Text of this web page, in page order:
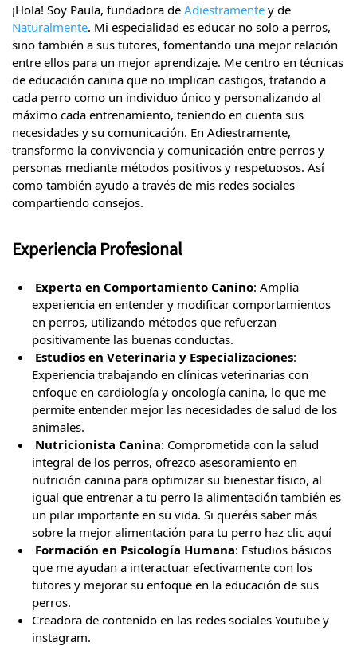
¡Hola! Soy Paula, fundadora de Adiestramente y de
Naturalmente. Mi especialidad es educar no solo a perros,
sino también a sus tutores, fomentando una mejor relación
entre ellos para un mejor aprendizaje. Me centro en técnicas
de educación canina que no implican castigos, tratando a
cada perro como un individuo único y personalizando al
máximo cada entrenamiento, teniendo en cuenta sus
necesidades y su comunicación. En Adiestramente,
transformo la convivencia y comunicación entre perros y
personas mediante métodos positivos y respetuosos. Así
como también ayudo a través de mis redes sociales
compartiendo consejos.
Experiencia Profesional
Experta en Comportamiento Canino: Amplia
experiencia en entender y modificar comportamientos
en perros, utilizando métodos que refuerzan
positivamente las buenas conductas.
Estudios en Veterinaria y Especializaciones:
Experiencia trabajando en clínicas veterinarias con
enfoque en cardiología y oncología canina, lo que me
permite entender mejor las necesidades de salud de los
animales.
Nutricionista Canina: Comprometida con la salud
integral de los perros, ofrezco asesoramiento en
nutrición canina para optimizar su bienestar físico, al
igual que entrenar a tu perro la alimentación también es
un pilar importante en su vida. Si queréis saber más
sobre la mejor alimentación para tu perro haz clic aquí
Formación en Psicología Humana: Estudios básicos
que me ayudan a interactuar efectivamente con los
tutores y mejorar su enfoque en la educación de sus
perros.
Creadora de contenido en las redes sociales Youtube y
instagram.